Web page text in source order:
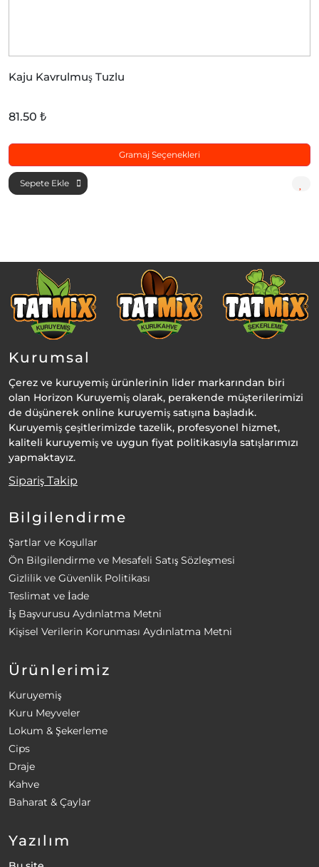
Kaju Kavrulmuş Tuzlu
81.50 ₺
Gramaj Seçenekleri
Sepete Ekle
Kurumsal
Çerez ve kuruyemiş ürünlerinin lider markarından biri
olan Horizon Kuruyemiş olarak, perakende müşterilerimizi
de düşünerek online kuruyemiş satışına başladık.
Kuruyemiş çeşitlerimizde tazelik, profesyonel hizmet,
kaliteli kuruyemiş ve uygun fiyat politikasıyla satışlarımızı
yapmaktayız.
Sipariş Takip
Bilgilendirme
Şartlar ve Koşullar
Ön Bilgilendirme ve Mesafeli Satış Sözleşmesi
Gizlilik ve Güvenlik Politikası
Teslimat ve İade
İş Başvurusu Aydınlatma Metni
Kişisel Verilerin Korunması Aydınlatma Metni
Ürünlerimiz
Kuruyemiş
Kuru Meyveler
Lokum & Şekerleme
Cips
Draje
Kahve
Baharat & Çaylar
Yazılım